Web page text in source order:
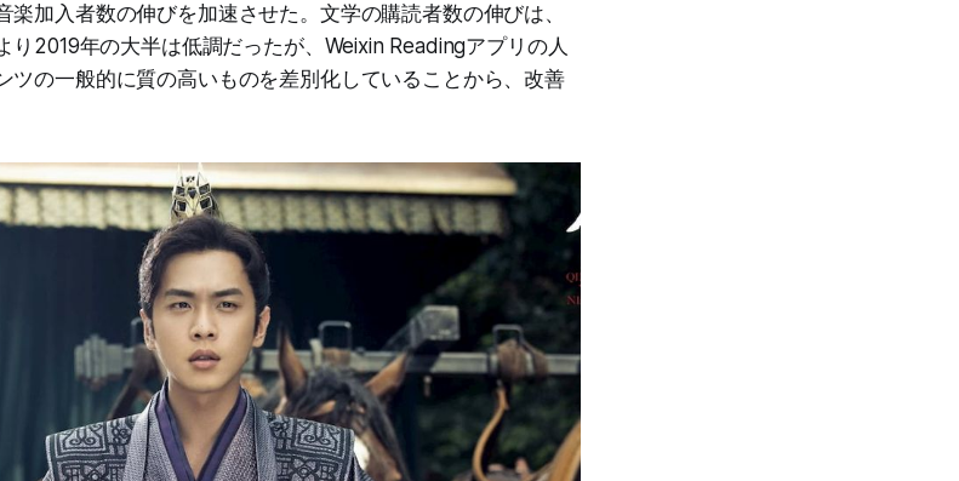
加入者数の伸びを加速させた。文学の購読者数の伸びは、
り2019年の大半は低調だったが、Weixin Readingアプリの人
ツの一般的に質の高いものを差別化していることから、改善